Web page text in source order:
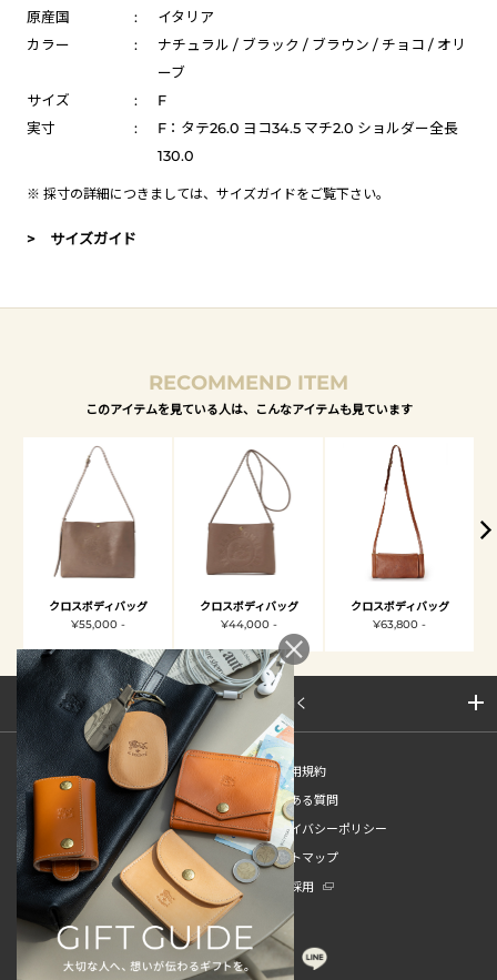
原産国
:
イタリア
カラー
:
ナチュラル / ブラック / ブラウン / チョコ / オリ
ーブ
サイズ
:
F
実寸
:
F：タテ26.0 ヨコ34.5 マチ2.0 ショルダー全長
130.0
※ 採寸の詳細につきましては、 サイズガイドをご覧下さい。
> サイズガイド
RECOMMEND ITEM
このアイテムを見ている人は、こんなアイテムも見ています
クロスボディバッグ
¥55,000 -
クロスボディバッグ
¥44,000 -
クロスボディバッグ
¥63,800 -
サイトマップを開く
新規会員登録
ご利用規約
ご利用ガイド
よくある質問
特定商取引法
プライバシーポリシー
お問い合わせ
サイトマップ
販売スタッフ中途採用
新卒採用